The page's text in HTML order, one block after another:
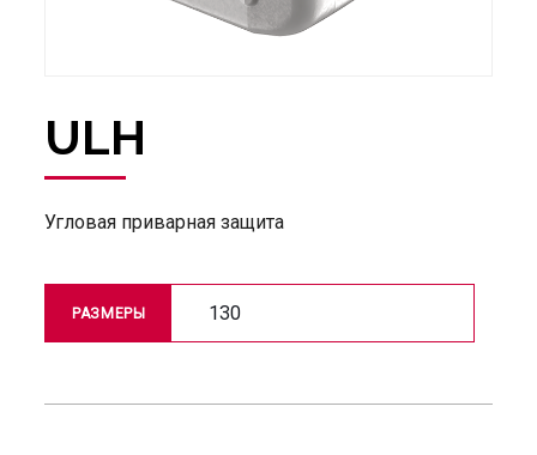
ULH
Угловая приварная защита
РАЗМЕРЫ 130